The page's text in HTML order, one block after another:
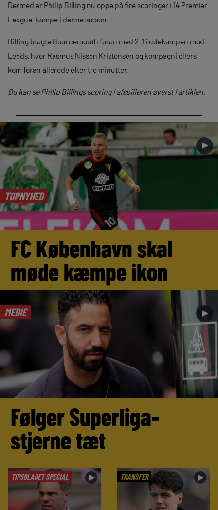
Dermed er Philip Billing nu oppe på fire scoringer i 14 Premier
League-kampe i denne sæson.
Billing bragte Bournemouth foran med 2-1 i udekampen mod
Leeds, hvor Rasmus Nissen Kristensen og kompagni ellers
kom foran allerede efter tre minutter.
Du kan se Philip Billings scoring i afspilleren øverst i artiklen.
TOPNYHED
►
FC København skal
møde kæmpe ikon
MEDIE ►
Følger Superliga-
stjerne tæt
TIPSBLADET SPECIAL ► TRANSFER ►